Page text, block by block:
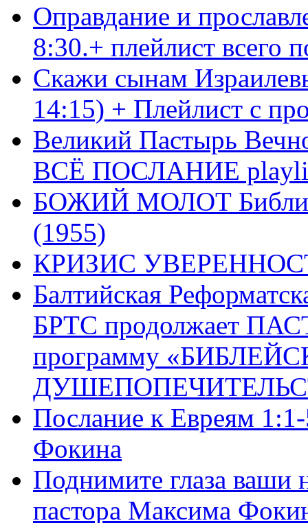
Оправдание и
8:30.+ плейлист
Скажи сынам
14:15) + Плейлист с
Великий Пастырь
ВСЁ ПОСЛАНИЕ
БОЖИЙ МОЛОТ Библия
(1955)
КРИЗИС
Балтийская
БРТС продолжает
программу
Послание к Евреям
Фокина
Поднимите глаза ваши
пастора Максима